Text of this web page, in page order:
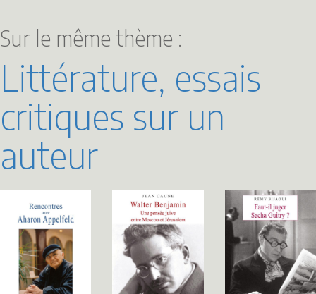
Sur le même thème :
Littérature, essais
critiques sur un
auteur